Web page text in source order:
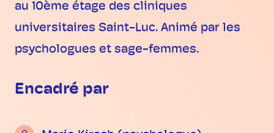
au 10ème étage des cliniques
universitaires Saint-Luc. Animé par les
psychologues et sage-femmes.
Encadré par